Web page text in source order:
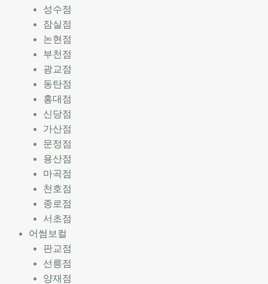
성수점
잠실점
논현점
부천점
광교점
동탄점
홍대점
신당점
가산점
문정점
용산점
마곡점
천호점
종로점
서초점
어썸보컬
판교점
선릉점
양재점